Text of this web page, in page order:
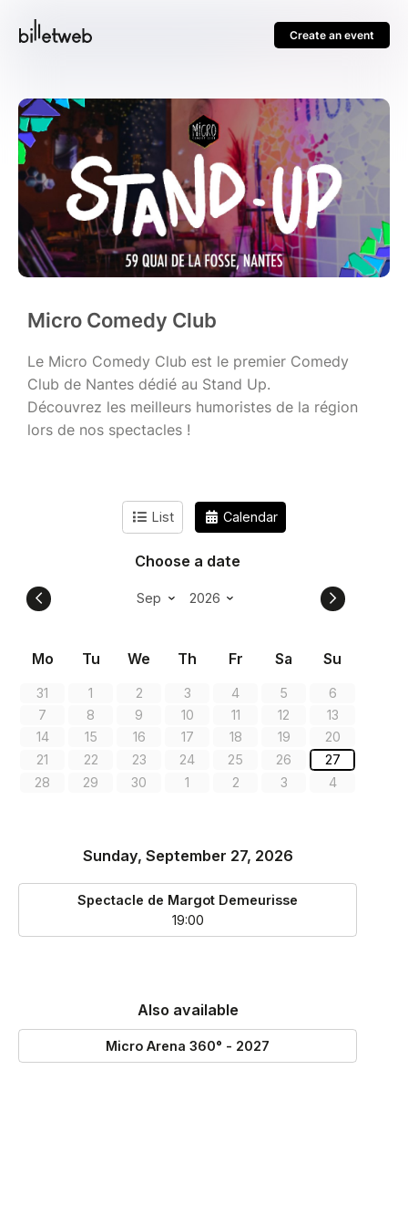
Create an event
Micro Comedy Club
Le Micro Comedy Club est le premier Comedy
Club de Nantes dédié au Stand Up.
Découvrez les meilleurs humoristes de la région
lors de nos spectacles !